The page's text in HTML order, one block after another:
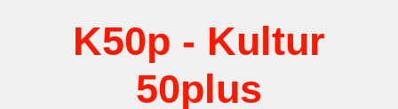
K50p - Kultur
50plus